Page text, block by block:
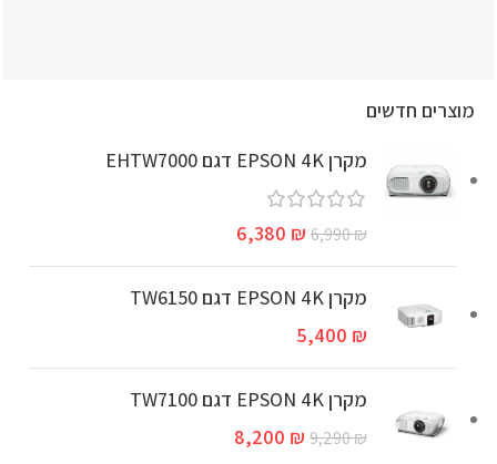
מוצרים חדשים
מקרן EPSON 4K דגם EHTW7000
6,990₪
6,380 ₪
מקרן EPSON 4K דגם TW6150
5,400 ₪
מקרן EPSON 4K דגם TW7100
9,290₪
8,200 ₪